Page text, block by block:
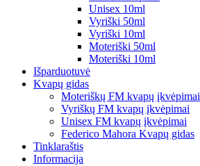
Unisex 10ml
Vyriški 50ml
Vyriški 10ml
Moteriški 50ml
Moteriški 10ml
Išparduotuvė
Kvapų gidas
Moteriškų FM kvapų įkvėpimai
Vyriškų FM kvapų įkvėpimai
Unisex FM kvapų įkvėpimai
Federico Mahora Kvapų gidas
Tinklaraštis
Informacija